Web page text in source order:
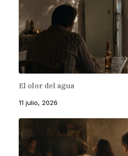
El olor del agua
11 julio, 2026